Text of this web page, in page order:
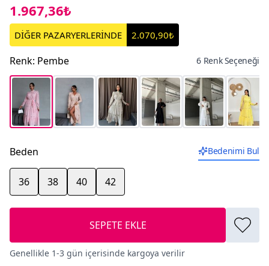
1.967,36₺
DİĞER PAZARYERLERİNDE 2.070,90₺
Renk: Pembe 6 Renk Seçeneği
Beden Bedenimi Bul
36 38 40 42
SEPETE EKLE
Genellikle 1-3 gün içerisinde kargoya verilir